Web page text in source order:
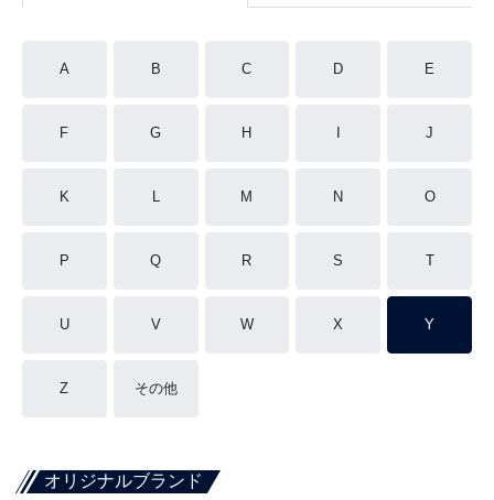
A B C D E
F G H J
K L M N O
P Q R S T
U V W X Y
Z その他
オリジナルブランド